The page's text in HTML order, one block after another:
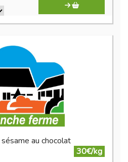
au chocolat
30€/kg